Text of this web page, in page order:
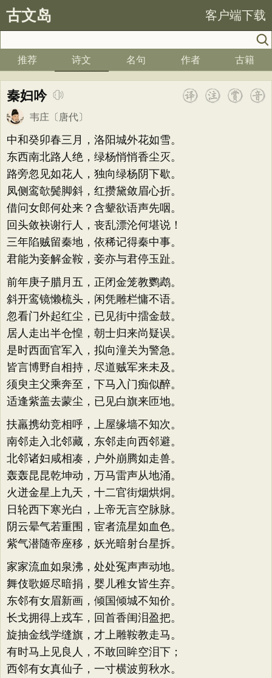
古文岛 客户端下载
推荐 诗文 名句 作者 古籍
秦妇吟
韦庄 〔唐代〕
中和癸卯春三月，洛阳城外花如雪。
东西南北路人绝，绿杨悄悄香尘灭。
路旁忽见如花人，独向绿杨阴下歇。
凤侧鸾欹鬓脚斜，红攒黛敛眉心折。
借问女郎何处来？含颦欲语声先咽。
回头敛袂谢行人，丧乱漂沦何堪说！
三年陷贼留秦地，依稀记得秦中事。
君能为妾解金鞍，妾亦与君停玉趾。
前年庚子腊月五，正闭金笼教鹦鹉。
斜开鸾镜懒梳头，闲凭雕栏慵不语。
忽看门外起红尘，已见街中擂金鼓。
居人走出半仓惶，朝士归来尚疑误。
是时西面官军入，拟向潼关为警急。
皆言博野自相持，尽道贼军来未及。
须臾主父乘奔至，下马入门痴似醉。
适逢紫盖去蒙尘，已见白旗来匝地。
扶羸携幼竞相呼，上屋缘墙不知次。
南邻走入北邻藏，东邻走向西邻避。
北邻诸妇咸相凑，户外崩腾如走兽。
轰轰昆昆乾坤动，万马雷声从地涌。
火迸金星上九天，十二官街烟烘烔。
日轮西下寒光白，上帝无言空脉脉。
阴云晕气若重围，宦者流星如血色。
紫气潜随帝座移，妖光暗射台星拆。
家家流血如泉沸，处处冤声声动地。
舞伎歌姬尽暗捐，婴儿稚女皆生弃。
东邻有女眉新画，倾国倾城不知价。
长戈拥得上戎车，回首香闺泪盈把。
旋抽金线学缝旗，才上雕鞍教走马。
有时马上见良人，不敢回眸空泪下；
西邻有女真仙子，一寸横波剪秋水。